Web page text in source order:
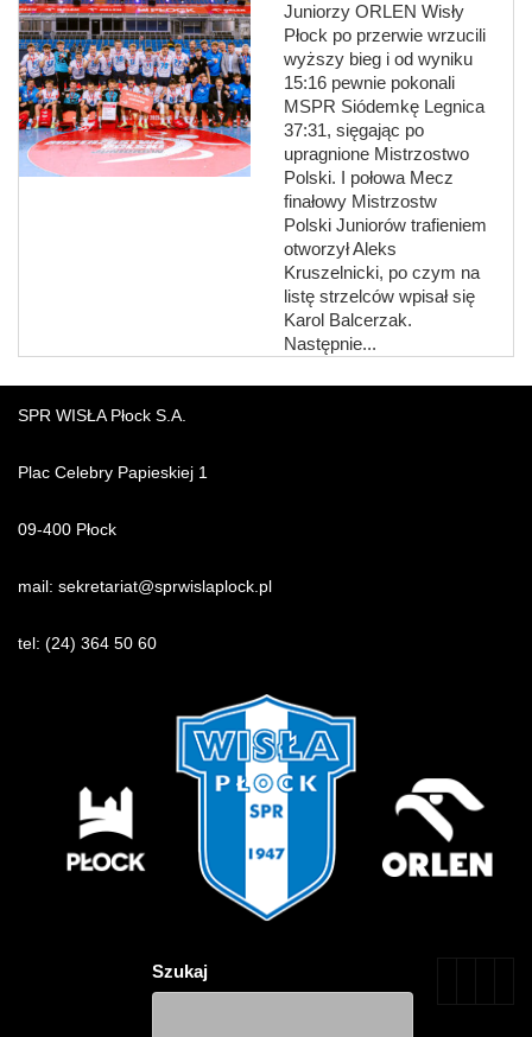
Juniorzy ORLEN Wisły
Płock po przerwie wrzucili
wyższy bieg i od wyniku
15:16 pewnie pokonali
MSPR Siódemkę Legnica
37:31, sięgając po
upragnione Mistrzostwo
Polski. I połowa Mecz
finałowy Mistrzostw
Polski Juniorów trafieniem
otworzył Aleks
Kruszelnicki, po czym na
listę strzelców wpisał się
Karol Balcerzak.
Następnie...
SPR WISŁA Płock S.A.
Plac Celebry Papieskiej 1
09-400 Płock
mail: sekretariat@sprwislaplock.pl
tel: (24) 364 50 60
Szukaj